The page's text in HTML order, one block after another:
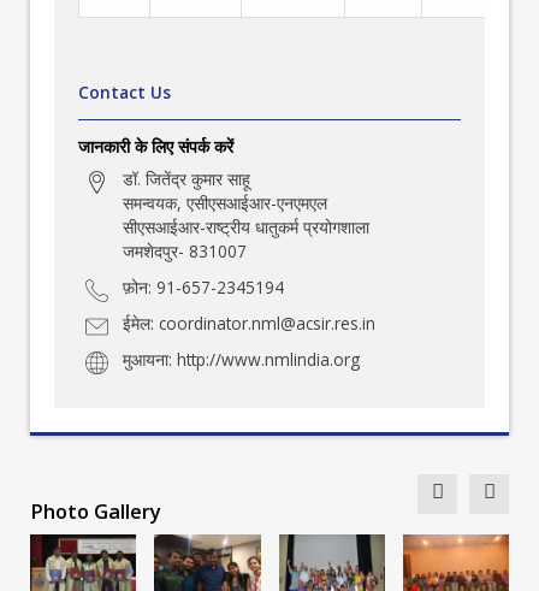
Contact Us
जानकारी के लिए संपर्क करें
डॉ. जितेंद्र कुमार साहू
समन्वयक, एसीएसआईआर-एनएमएल
सीएसआईआर-राष्ट्रीय धातुकर्म प्रयोगशाला
जमशेदपुर- 831007
फ़ोन: 91-657-2345194
ईमेल: coordinator.nml@acsir.res.in
मुआयना: http://www.nmlindia.org
Photo Gallery